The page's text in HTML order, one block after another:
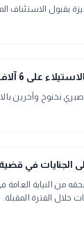
بقبول الاستئناف
أراضي الدولة في المنيا
الغربي بمركز العدوة في محافظة المنيا، مطالبًا المستشار المحامي
الجنايات في
خلال الفترة المقبلة.